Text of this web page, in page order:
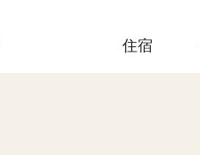
住宿